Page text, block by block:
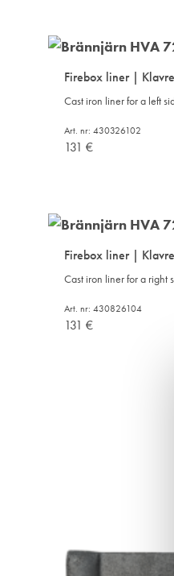
Firebox liner |
Cast iron liner for a left
Art. nr: 430326102
131 €
Firebox liner |
Cast iron liner for a right
Art. nr: 430826104
131 €